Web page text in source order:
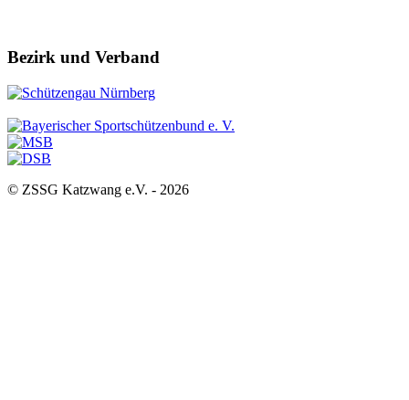
Bezirk und Verband
© ZSSG Katzwang e.V. - 2026